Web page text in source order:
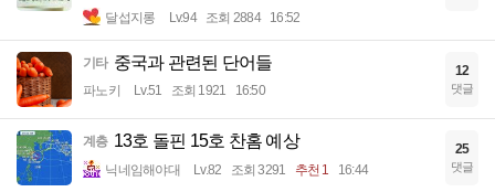
달섭지롱 Lv.94 조회 2884 16:52
기타 중국과 관련된 단어들
파노키 Lv.51 조회 1921 16:50
12
댓글
계층 13호 돌핀 15호 찬홈 예상
닉네임해야대 Lv.82 조회 3291 추천 1 16:44
25
댓글